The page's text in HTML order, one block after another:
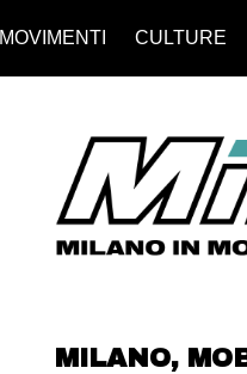
MOVIMENTI CULTURE
MILANO,